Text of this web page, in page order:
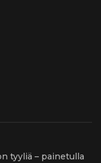
tyyliä – painetulla